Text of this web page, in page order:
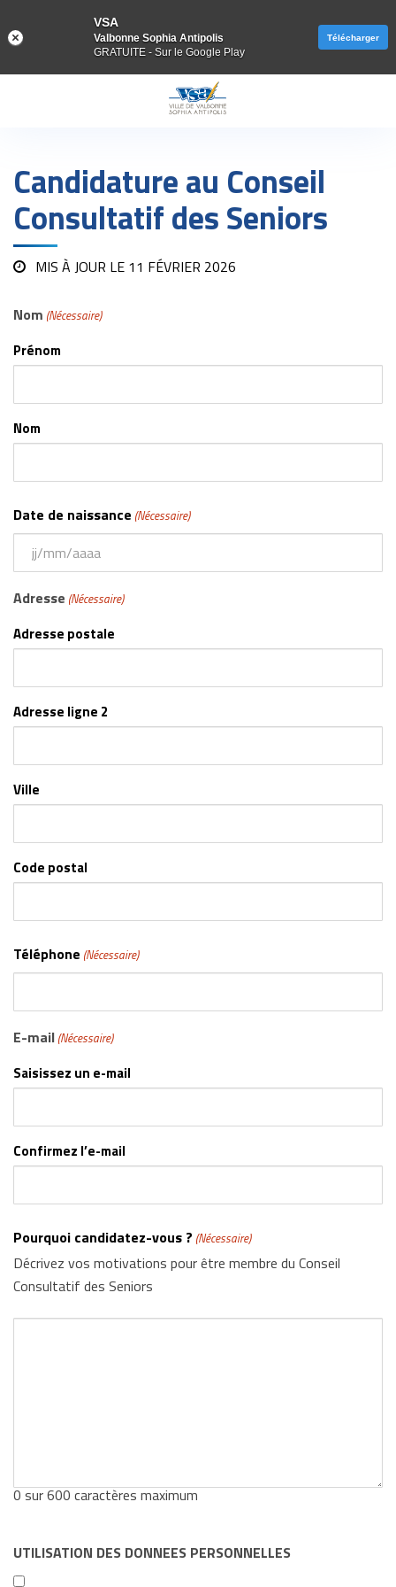
Candidature au Conseil
Consultatif des Seniors
MIS À JOUR LE 11 FÉVRIER 2026
Nom (Nécessaire)
Prénom
Nom
Date de naissance (Nécessaire)
MM
slash
AAAA
Adresse (Nécessaire)
Adresse postale
Adresse ligne 2
Ville
Code postal
Téléphone (Nécessaire)
E-mail (Nécessaire)
Saisissez un e-mail
Confirmez l’e-mail
Pourquoi candidatez-vous ? (Nécessaire)
Décrivez vos motivations pour être membre du Conseil
Consultatif des Seniors
0 sur 600 caractères maximum
UTILISATION DES DONNEES PERSONNELLES
VSA
Valbonne Sophia Antipolis
GRATUITE - Sur le Google Play
Télécharger